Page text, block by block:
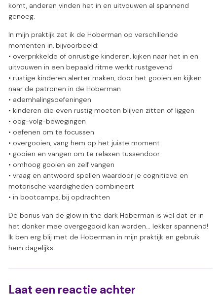
komt, anderen vinden het in en uitvouwen al spannend
genoeg.
In mijn praktijk zet ik de Hoberman op verschillende
momenten in, bijvoorbeeld:
• overprikkelde of onrustige kinderen, kijken naar het in en
uitvouwen in een bepaald ritme werkt rustgevend
• rustige kinderen alerter maken, door het gooien en kijken
naar de patronen in de Hoberman
• ademhalingsoefeningen
• kinderen die even rustig moeten blijven zitten of liggen
• oog-volg-bewegingen
• oefenen om te focussen
• overgooien, vang hem op het juiste moment
• gooien en vangen om te relaxen tussendoor
• omhoog gooien en zelf vangen
• vraag en antwoord spellen waardoor je cognitieve en
motorische vaardigheden combineert
• in bootcamps, bij opdrachten
De bonus van de glow in the dark Hoberman is wel dat er in
het donker mee overgegooid kan worden... lekker spannend!
Ik ben erg blij met de Hoberman in mijn praktijk en gebruik
hem dagelijks.
Laat een reactie achter